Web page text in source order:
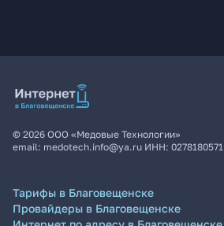
© 2026 ООО «Медовые Технологии»
email: medotech.info@ya.ru ИНН: 0278180571
Тарифы в Благовещенске
Провайдеры в Благовещенске